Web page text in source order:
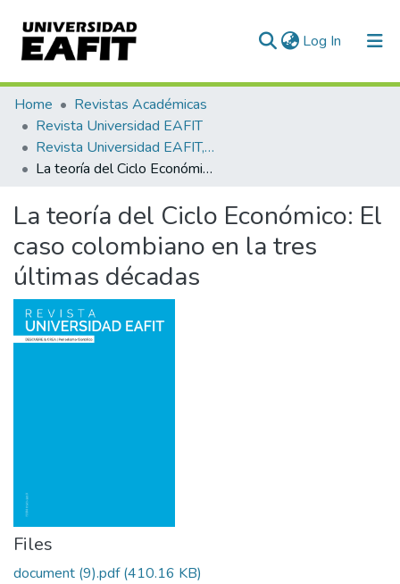
Log In (current)
Communities & Collections
All of DSpace
Statistics
Home
Revistas Académicas
Revista Universidad EAFIT
Revista Universidad EAFIT, Vol. 37, Núm. 121 (2001)
La teoría del Ciclo Económico: El caso colombiano en la tres últimas décadas
La teoría del Ciclo Económico: El
caso colombiano en la tres
últimas décadas
Files
document (9).pdf(410.16 KB)